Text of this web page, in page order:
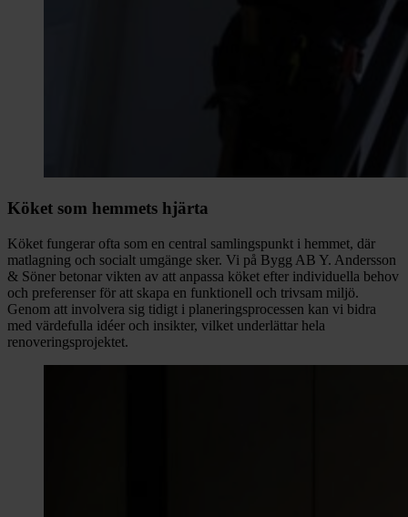
Köket som hemmets hjärta
Köket fungerar ofta som en central samlingspunkt i hemmet, där
matlagning och socialt umgänge sker. Vi på Bygg AB Y. Andersson
& Söner betonar vikten av att anpassa köket efter individuella behov
och preferenser för att skapa en funktionell och trivsam miljö.
Genom att involvera sig tidigt i planeringsprocessen kan vi bidra
med värdefulla idéer och insikter, vilket underlättar hela
renoveringsprojektet.